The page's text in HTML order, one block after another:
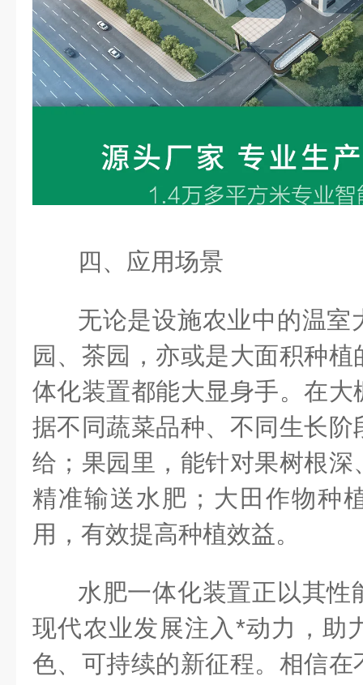
四、应用场景
无论是设施农业中的温室
园、茶园，亦或是大面积种
体化装置都能大显身手。在
据不同蔬菜品种、不同生长
给；果园里，能针对果树根
精准输送水肥；大田作物种
用，有效提高种植效益。
水肥一体化装置正以其性
现代农业发展注入*动力，助
色、可持续的新征程。相信